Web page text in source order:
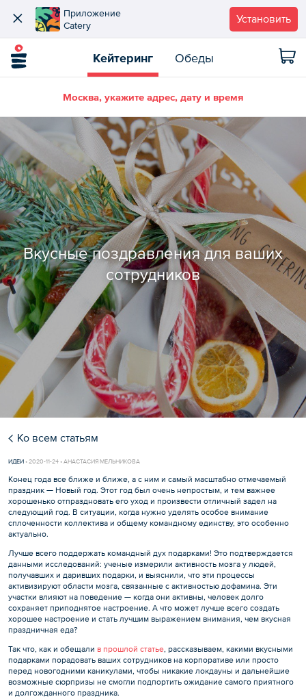
Приложение
Catery
Установить
Кейтеринг Обеды
Москва, укажите адрес, дату и время
Вкусные поздравления для ваших
сотрудников
Ко всем статьям
ИДЕИ • 2020-11-24 • АНАСТАСИЯ МЕЛЬНИКОВА
Конец года все ближе и ближе, а с ним и самый масштабно отмечаемый
праздник — Новый год. Этот год был очень непростым, и тем важнее
хорошенько отпраздновать его уход и произвести отличный задел на
следующий год. В ситуации, когда нужно уделять особое внимание
сплоченности коллектива и общему командному единству, это особенно
актуально.
Лучше всего поддержать командный дух подарками! Это подтверждается
данными исследований: ученые измерили активность мозга у людей,
получавших и даривших подарки, и выяснили, что эти процессы
активизируют области мозга, связанные с активностью дофамина. Эти
участки влияют на поведение — когда они активны, человек долго
сохраняет приподнятое настроение. А что может лучше всего создать
хорошее настроение и стать лучшим выражением внимания, чем вкусная
праздничная еда?
Так что, как и обещали в прошлой статье, рассказываем, какими вкусными
подарками порадовать ваших сотрудников на корпоративе или просто
перед новогодними каникулами, чтобы никакие локдауны и дальнейшие
возможные сюрпризы не смогли подпортить ожидание самого приятного
и долгожданного праздника.